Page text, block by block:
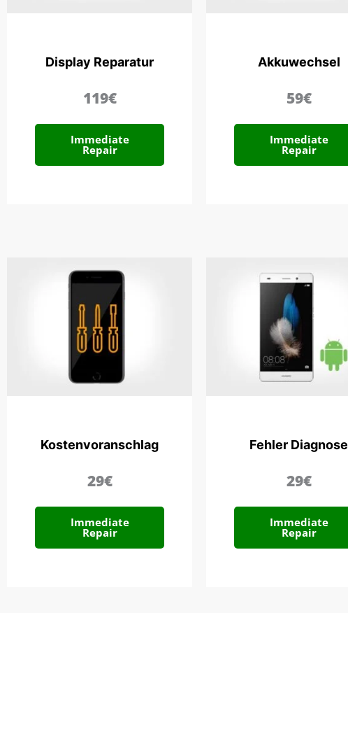
Display Reparatur
119€
Immediate
Repair
Akkuwechsel
59€
Immediate
Repair
Kostenvoranschlag
29€
Immediate
Repair
Fehler Diagnose
29€
Immediate
Repair